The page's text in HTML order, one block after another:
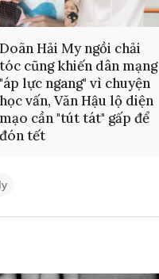
Doãn Hải My ngồi chải
tóc cũng khiến dân mạng
"áp lực ngang" vì chuyện
học vấn, Văn Hậu lộ diện
mạo cần "tút tát" gấp để
đón tết